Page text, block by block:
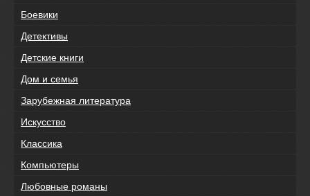
Боевики
Детективы
Детские книги
Дом и семья
Зарубежная литература
Искусство
Классика
Компьютеры
Любовные романы